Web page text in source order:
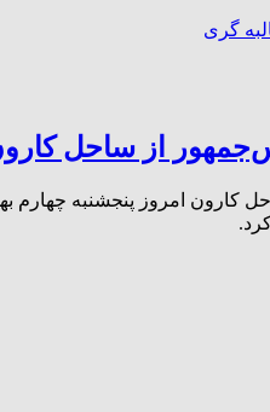
گری
از ساحل
کارون امروز پنجشنبه